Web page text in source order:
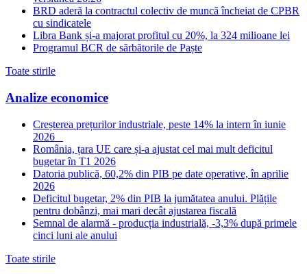
BRD aderă la contractul colectiv de muncă încheiat de CPBR
cu sindicatele
Libra Bank și-a majorat profitul cu 20%, la 324 milioane lei
Programul BCR de sărbătorile de Paște
Toate stirile
Analize economice
Creșterea prețurilor industriale, peste 14% la intern în iunie
2026
România, țara UE care și-a ajustat cel mai mult deficitul
bugetar în T1 2026
Datoria publică, 60,2% din PIB pe date operative, în aprilie
2026
Deficitul bugetar, 2% din PIB la jumătatea anului. Plățile
pentru dobânzi, mai mari decât ajustarea fiscală
Semnal de alarmă - producția industrială, -3,3% după primele
cinci luni ale anului
Toate stirile